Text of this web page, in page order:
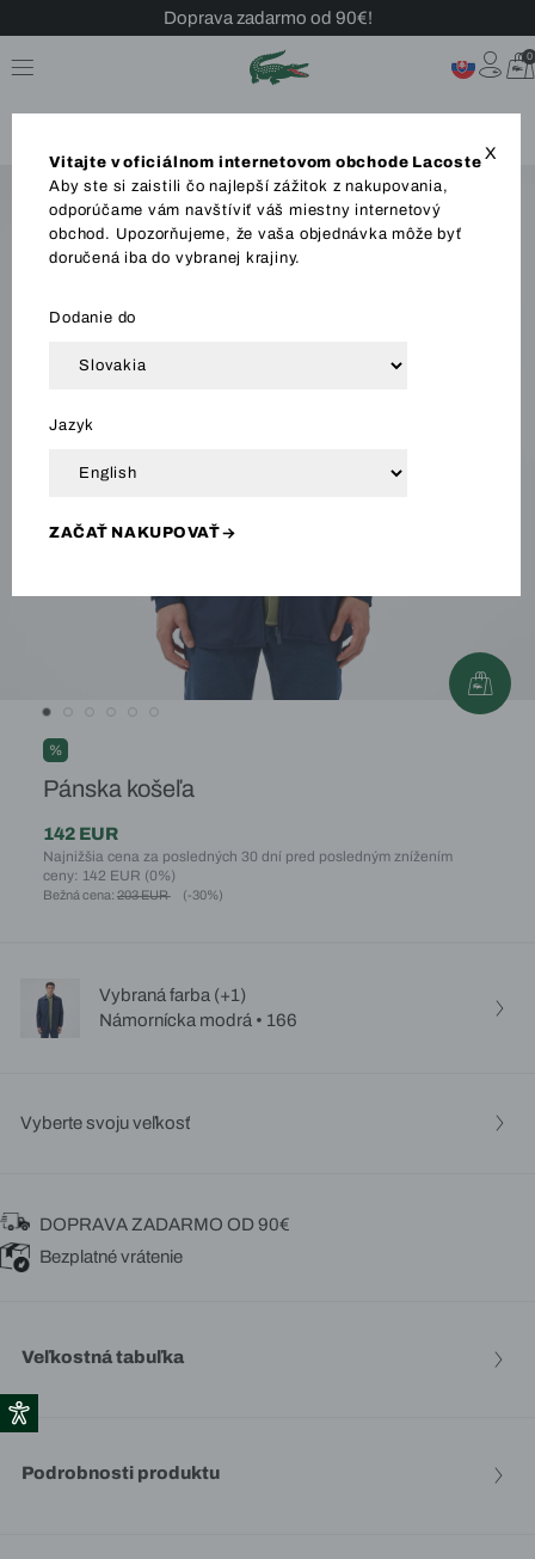
Doprava zadarmo od 90€!
Sezónny výpredaj až -40 %!
Bezplatné vrátenie!
0
%
Pánska košeľa
142 EUR
Najnižšia cena za posledných 30 dní pred posledným znížením
ceny: 142 EUR (0%)
Bežná cena: 203 EUR (-30%)
Vybraná farba (+1)
Námornícka modrá • 166
Vyberte svoju veľkosť
DOPRAVA ZADARMO OD 90€
Bezplatné vrátenie
Veľkostná tabuľka
Podrobnosti produktu
X
Vitajte v oficiálnom internetovom obchode Lacoste
Aby ste si zaistili čo najlepší zážitok z nakupovania,
odporúčame vám navštíviť váš miestny internetový
obchod. Upozorňujeme, že vaša objednávka môže byť
doručená iba do vybranej krajiny.
Dodanie do
Jazyk
ZAČAŤ NAKUPOVAŤ